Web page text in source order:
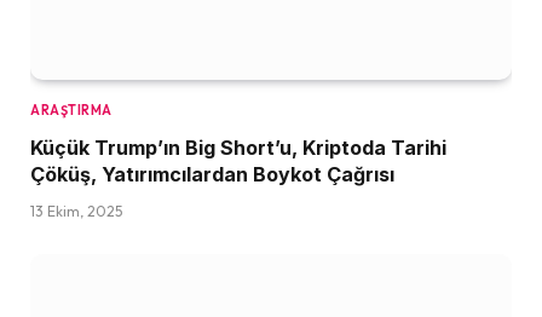
ARAŞTIRMA
Küçük Trump’ın Big Short’u, Kriptoda Tarihi
Çöküş, Yatırımcılardan Boykot Çağrısı
13 Ekim, 2025